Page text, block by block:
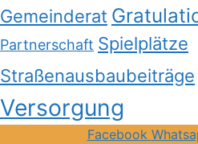
Gemeinderat
Partnerschaft Spielplätze
Straßenausbaubeiträge
Versorgung
Facebook